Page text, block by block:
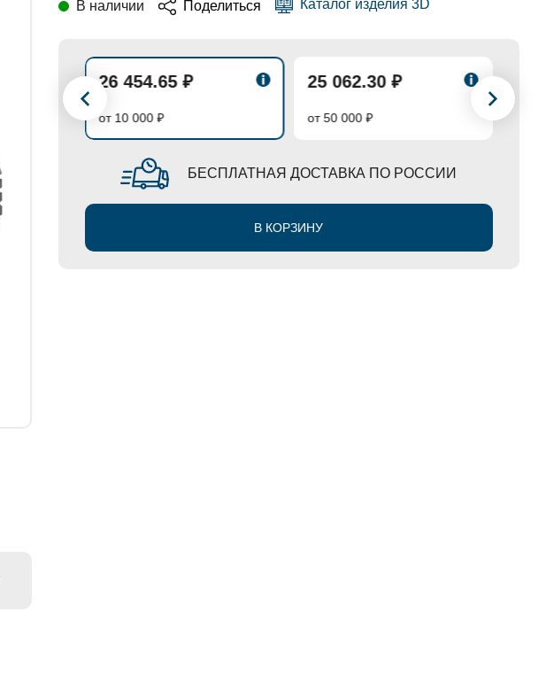
В наличии Поделиться Каталог изделия 3D
26 454.65 ₽
от 10 000 ₽
25 062.30 ₽
от 50 000 ₽
БЕСПЛАТНАЯ ДОСТАВКА ПО РОССИИ
В КОРЗИНУ